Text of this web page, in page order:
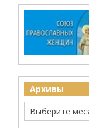
Архивы